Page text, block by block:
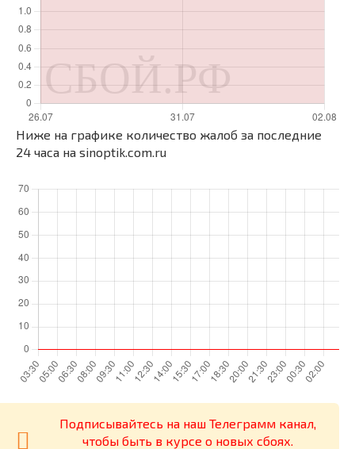
Ниже на графике количество жалоб за последние
24 часа на sinoptik.com.ru
Подписывайтесь на наш Телеграмм канал,
чтобы быть в курсе о новых сбоях.